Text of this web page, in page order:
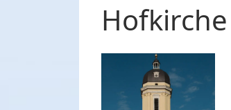
Hofkirche